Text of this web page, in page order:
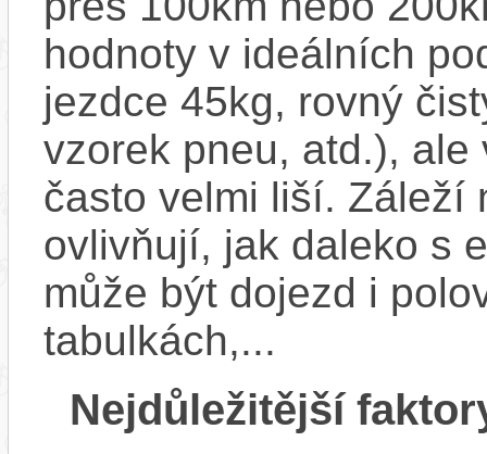
hodnoty v ideálních
jezdce 45kg, rovný
vzorek pneu, atd.),
často velmi liší. Záleží
ovlivňují, jak daleko s
může být dojezd i
tabulkách,...
Nejdůležitější